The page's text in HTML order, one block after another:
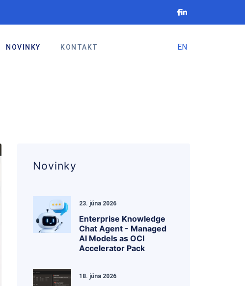
NOVINKY KONTAKT EN
Novinky
23. júna 2026
Enterprise Knowledge
Chat Agent - Managed
AI Models as OCI
Accelerator Pack
18. júna 2026